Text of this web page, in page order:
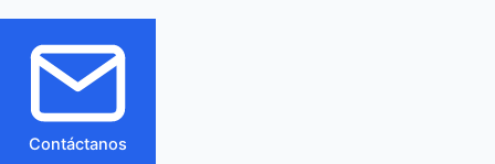
Contáctanos